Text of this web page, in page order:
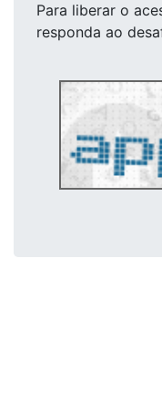
Para liberar o
responda ao